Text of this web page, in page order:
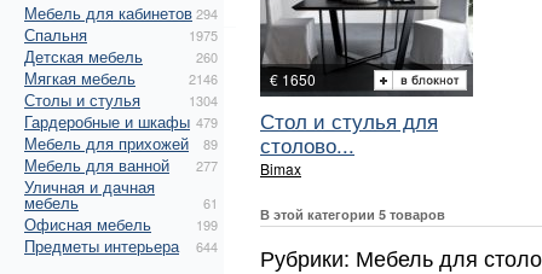
Мебель для кабинетов294
Спальня 1975
Детская мебель 260
Мягкая мебель 2146
Столы и стулья 1304
Гардеробные и шкафы 479
Мебель для прихожей 89
Мебель для ванной 277
Уличная и дачная
мебель 61
Офисная мебель 199
Предметы интерьера 644
€ 1650
Стол и стулья для
столово...
Bimax
В этой категории 5 товаров
Рубрики: Мебель для